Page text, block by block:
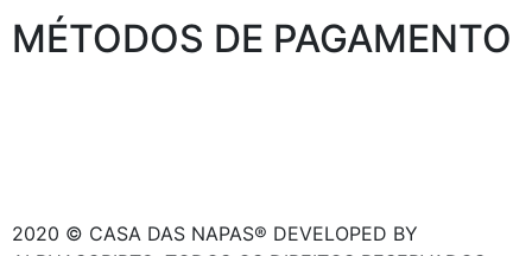
MÉTODOS DE PAGAMENTO
2020 © CASA DAS NAPAS® DEVELOPED BY